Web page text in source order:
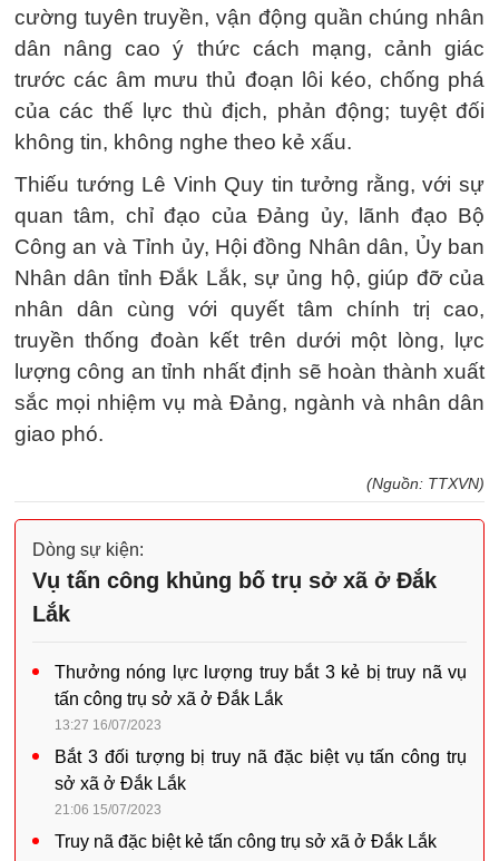
cường tuyên truyền, vận động quần chúng nhân
dân nâng cao ý thức cách mạng, cảnh giác
trước các âm mưu thủ đoạn lôi kéo, chống phá
của các thế lực thù địch, phản động; tuyệt đối
không tin, không nghe theo kẻ xấu.
Thiếu tướng Lê Vinh Quy tin tưởng rằng, với sự
quan tâm, chỉ đạo của Đảng ủy, lãnh đạo Bộ
Công an và Tỉnh ủy, Hội đồng Nhân dân, Ủy ban
Nhân dân tỉnh Đắk Lắk, sự ủng hộ, giúp đỡ của
nhân dân cùng với quyết tâm chính trị cao,
truyền thống đoàn kết trên dưới một lòng, lực
lượng công an tỉnh nhất định sẽ hoàn thành xuất
sắc mọi nhiệm vụ mà Đảng, ngành và nhân dân
giao phó.
(Nguồn: TTXVN)
Dòng sự kiện:
Vụ tấn công khủng bố trụ sở xã ở Đắk
Lắk
Thưởng nóng lực lượng truy bắt 3 kẻ bị truy nã vụ
tấn công trụ sở xã ở Đắk Lắk
13:27 16/07/2023
Bắt 3 đối tượng bị truy nã đặc biệt vụ tấn công trụ
sở xã ở Đắk Lắk
21:06 15/07/2023
Truy nã đặc biệt kẻ tấn công trụ sở xã ở Đắk Lắk